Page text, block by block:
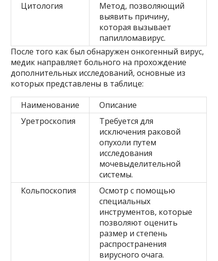
Цитология
Метод, позволяющий
выявить причину,
которая вызывает
папилломавирус.
После того как был обнаружен онкогенный вирус,
медик направляет больного на прохождение
дополнительных исследований, основные из
которых представлены в таблице:
Наименование
Описание
Уретроскопия
Требуется для
исключения раковой
опухоли путем
исследования
мочевыделительной
системы.
Кольпоскопия
Осмотр с помощью
специальных
инструментов, которые
позволяют оценить
размер и степень
распространения
вирусного очага.